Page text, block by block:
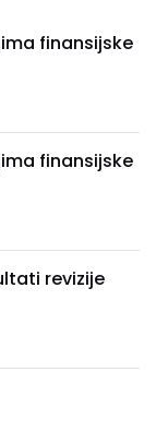
finansijske
finansijske
revizije